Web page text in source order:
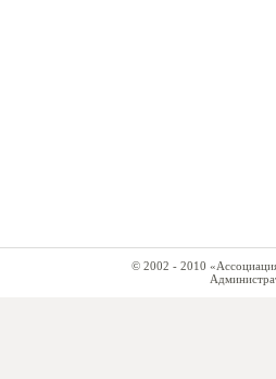
© 2002 - 2010 «Ассоциация